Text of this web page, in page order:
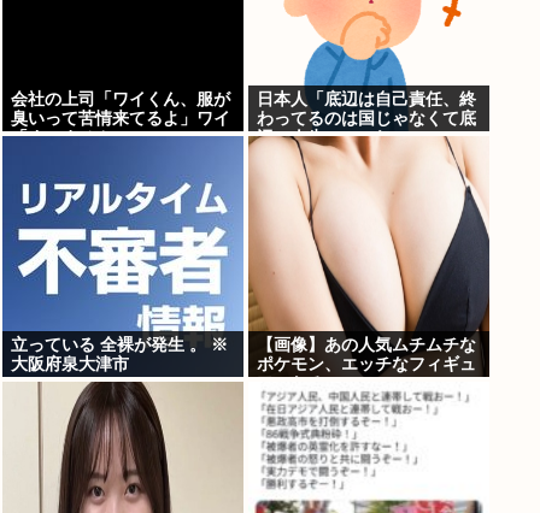
会社の上司「ワイくん、服が
臭いって苦情来てるよ」ワイ
「すいません」
日本人「底辺は自己責任、終
わってるのは国じゃなくて底
辺の人生」←これ
立っている 全裸が発生 。 ※
大阪府泉大津市
【画像】あの人気ムチムチな
ポケモン、エッチなフィギュ